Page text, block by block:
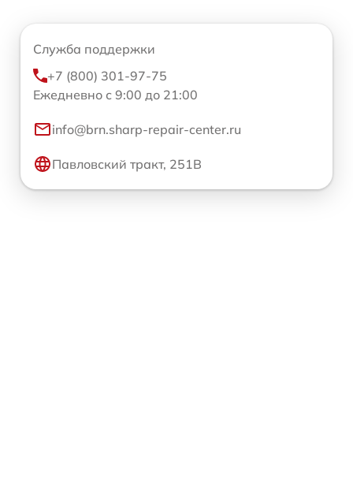
Служба поддержки
+7 (800) 301-97-75
Ежедневно с 9:00 до 21:00
info@brn.sharp-repair-center.ru
Павловский тракт, 251В